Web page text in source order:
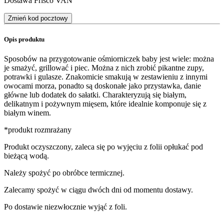
Zmień kod pocztowy
Opis produktu
Sposobów na przygotowanie ośmiorniczek baby jest wiele: można
je smażyć, grillować i piec. Można z nich zrobić pikantne zupy,
potrawki i gulasze. Znakomicie smakują w zestawieniu z innymi
owocami morza, ponadto są doskonałe jako przystawka, danie
główne lub dodatek do sałatki. Charakteryzują się białym,
delikatnym i pożywnym mięsem, które idealnie komponuje się z
białym winem.
*produkt rozmrażany
Produkt oczyszczony, zaleca się po wyjęciu z folii opłukać pod
bieżącą wodą.
Należy spożyć po obróbce termicznej.
Zalecamy spożyć w ciągu dwóch dni od momentu dostawy.
Po dostawie niezwłocznie wyjąć z foli.